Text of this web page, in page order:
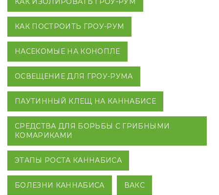
КАК ПОСТРОИТЬ ГРОУ-РУМ
НАСЕКОМЫЕ НА КОНОПЛЕ
ОСВЕЩЕНИЕ ДЛЯ ГРОУ-РУМА
ПАУТИННЫЙ КЛЕЩ НА КАННАБИСЕ
СРЕДСТВА ДЛЯ БОРЬБЫ С ГРИБНЫМИ
КОМАРИКАМИ
ЭТАПЫ РОСТА КАННАБИСА
БОЛЕЗНИ КАННАБИСА ВАКС